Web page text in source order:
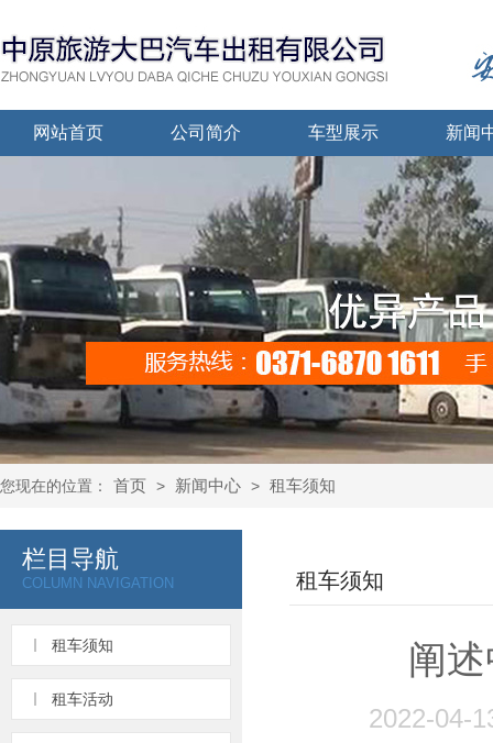
网站首页 公司简介 车型展示 新闻
您现在的位置： 首页 > 新闻中心 > 租车须知
栏目导航
COLUMN NAVIGATION
租车须知
租车活动
租车须知
阐
2022-